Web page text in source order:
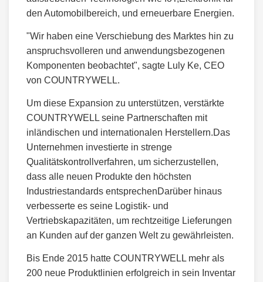
den Automobilbereich, und erneuerbare Energien.
"Wir haben eine Verschiebung des Marktes hin zu
anspruchsvolleren und anwendungsbezogenen
Komponenten beobachtet", sagte Luly Ke, CEO
von COUNTRYWELL.
Um diese Expansion zu unterstützen, verstärkte
COUNTRYWELL seine Partnerschaften mit
inländischen und internationalen Herstellern.Das
Unternehmen investierte in strenge
Qualitätskontrollverfahren, um sicherzustellen,
dass alle neuen Produkte den höchsten
Industriestandards entsprechenDarüber hinaus
verbesserte es seine Logistik- und
Vertriebskapazitäten, um rechtzeitige Lieferungen
an Kunden auf der ganzen Welt zu gewährleisten.
Bis Ende 2015 hatte COUNTRYWELL mehr als
200 neue Produktlinien erfolgreich in sein Inventar